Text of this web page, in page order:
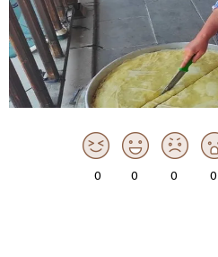
0 0 0 0